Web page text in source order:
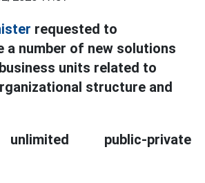
requested to
a number of new solutions
units related to
structure and
public-private